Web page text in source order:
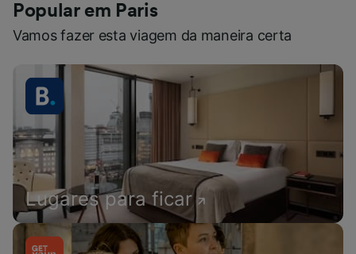
Popular em Paris
Vamos fazer esta viagem da maneira certa
Lugares para ficar